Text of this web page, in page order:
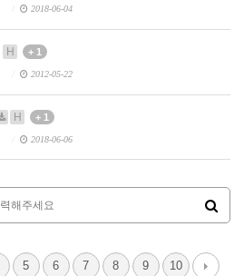
2018-06-04
H + 1
2012-05-22
H + 1
2018-06-06
5 6 7 8 9 10